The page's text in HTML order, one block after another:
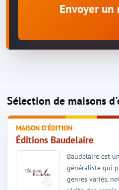
Envoyer un
Sélection de maisons
MAISON D'ÉDITION
Éditions Baudelaire
Baudelaire est
généraliste qui
genres variés,